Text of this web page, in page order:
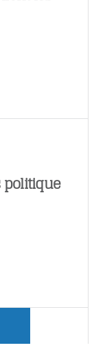
politique